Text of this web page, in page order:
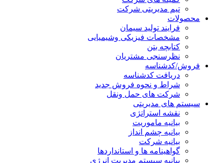
تیم مدیریتی شرکت
محصولات
فرایند تولید سیمان
مشخصات فیزیکی وشیمیایی
کتابچه بتن
نظرسنجی مشتریان
فروش/کدشناسه
دریافت کدشناسه
شراط و نحوه فروش جدید
شرکت های حمل ونقل
سیستم های مدیریتی
نقشه استراتژی
بیانیه ماموریت
بیانیه چشم انداز
بیانیه شرکت
گواهینامه ها و استانداردها
بیانیه سیستم مدیریت انرژی